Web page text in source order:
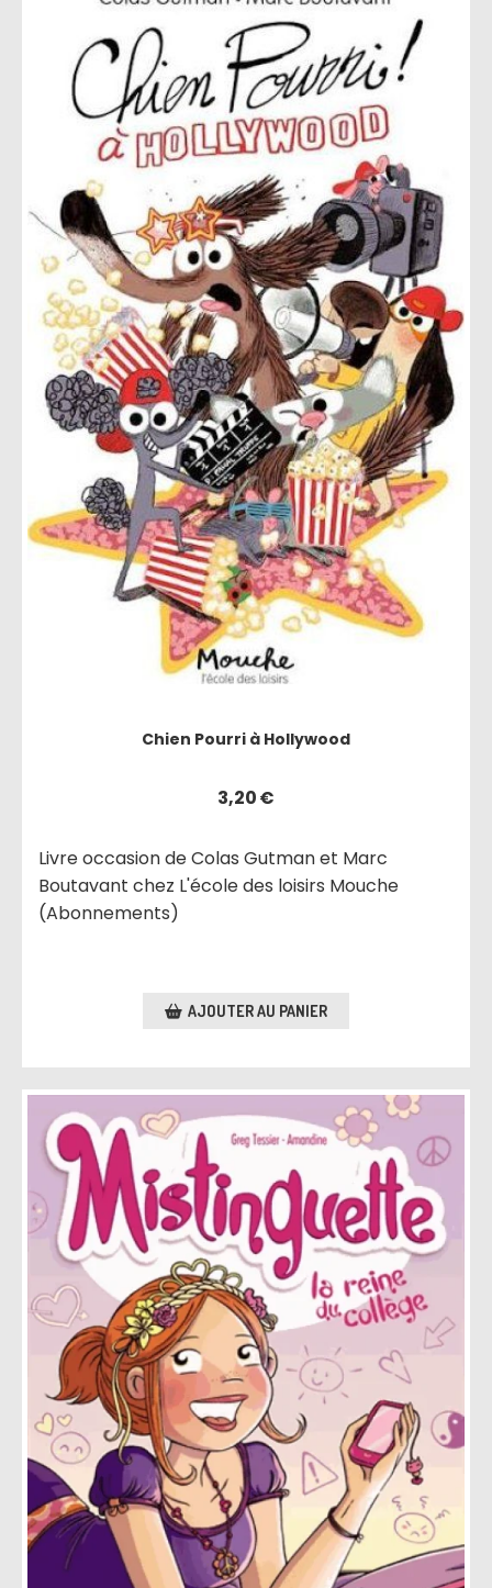
Chien Pourri à Hollywood
3,20€
Livre occasion de Colas Gutman et Marc
Boutavant chez L'école des loisirs Mouche
(Abonnements)
AJOUTER AU PANIER